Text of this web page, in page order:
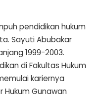
pendidikan hukum
Sayuti Abubakar
1999-2003.
di Fakultas Hukum
kariernya
Hukum Gunawan